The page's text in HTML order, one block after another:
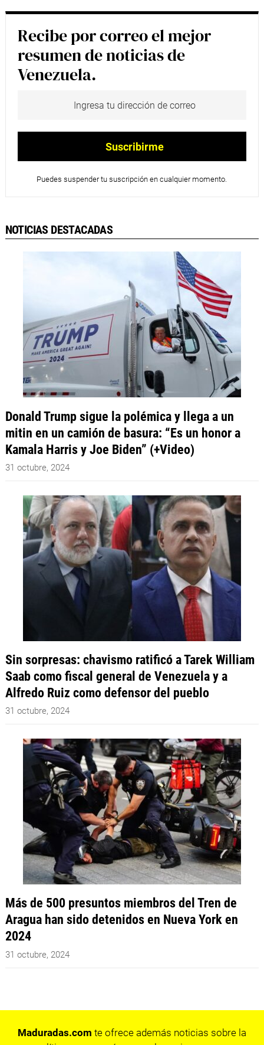
Recibe por correo el mejor
resumen de noticias de
Venezuela.
Puedes suspender tu suscripción en cualquier momento.
NOTICIAS DESTACADAS
Donald Trump sigue la polémica y llega a un
mitin en un camión de basura: “Es un honor a
Kamala Harris y Joe Biden” (+Video)
31 octubre, 2024
Sin sorpresas: chavismo ratificó a Tarek William
Saab como fiscal general de Venezuela y a
Alfredo Ruiz como defensor del pueblo
31 octubre, 2024
Más de 500 presuntos miembros del Tren de
Aragua han sido detenidos en Nueva York en
2024
31 octubre, 2024
Maduradas.com te ofrece además noticias sobre la